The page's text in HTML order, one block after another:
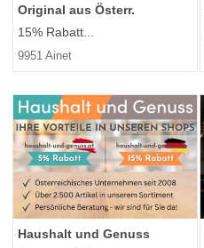
Original aus Österr.
15% Rabatt...
9951 Ainet
Haushalt und Genuss